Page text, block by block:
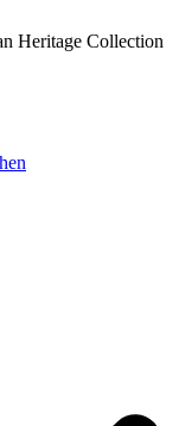
Heritage Collection